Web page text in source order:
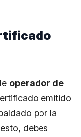
operador de
emitido
por la
debes